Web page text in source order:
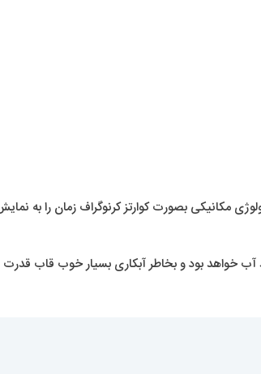
مکانیکی بصورت کوارتز کرنوگراف زمان را به
بود و بخاطر آبکاری بسیار خوب قاب قدرت